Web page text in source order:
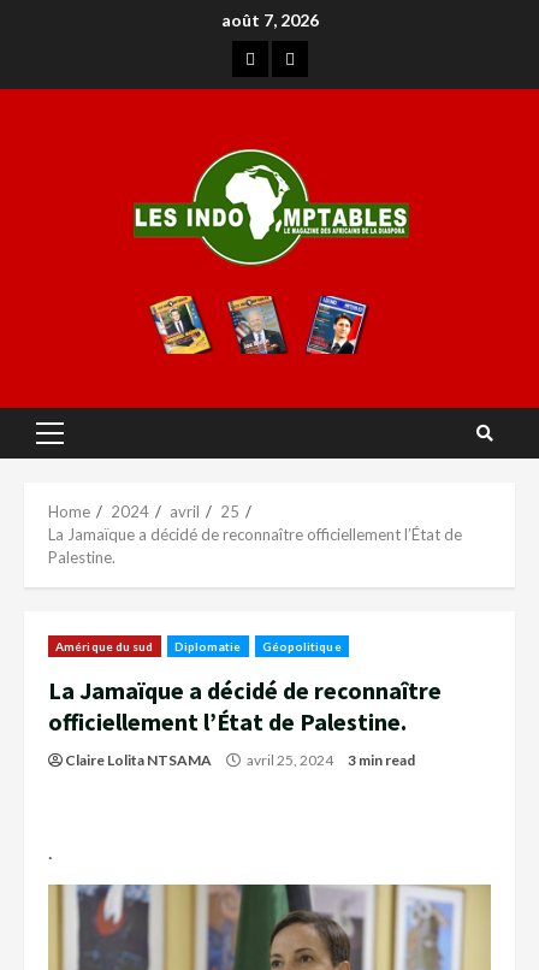
août 7, 2026
Home 2024 avril
25
La Jamaïque a décidé de reconnaître officiellement l’État de
Palestine.
Amérique du sud Diplomatie Géopolitique
La Jamaïque a décidé de reconnaître
officiellement l’État de Palestine.
Claire Lolita NTSAMA avril 25, 2024 3 min read
.